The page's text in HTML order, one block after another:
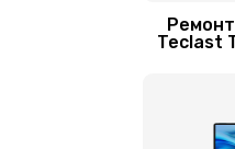
Teclast